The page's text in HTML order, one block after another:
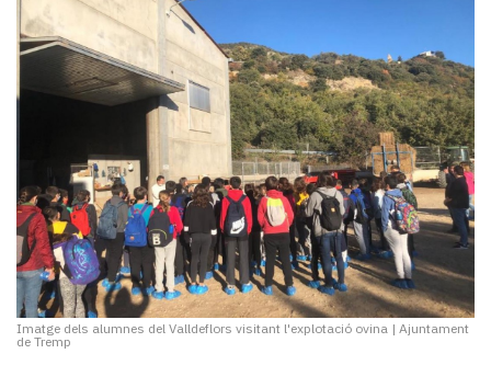
Imatge dels alumnes del Valldeflors visitant l'explotació ovina | Ajuntament
de Tremp